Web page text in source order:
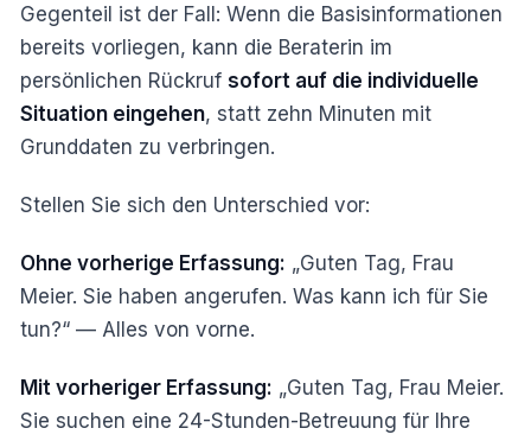
Gegenteil ist der Fall: Wenn die Basisinformationen
bereits vorliegen, kann die Beraterin im
persönlichen Rückruf sofort auf die individuelle
Situation eingehen, statt zehn Minuten mit
Grunddaten zu verbringen.
Stellen Sie sich den Unterschied vor:
Ohne vorherige Erfassung: „Guten Tag, Frau
Meier. Sie haben angerufen. Was kann ich für Sie
tun?“ — Alles von vorne.
Mit vorheriger Erfassung: „Guten Tag, Frau Meier.
Sie suchen eine 24-Stunden-Betreuung für Ihre